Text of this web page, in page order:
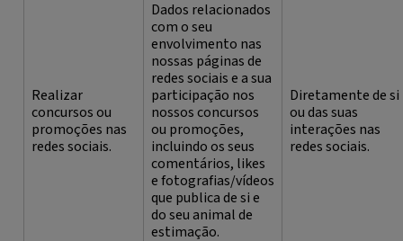
Realizar
concursos ou
promoções nas
redes sociais.
Dados relacionados
com o seu
envolvimento nas
nossas páginas de
redes sociais e a sua
participação nos
nossos concursos
ou promoções,
incluindo os seus
comentários, likes
e fotografias/vídeos
que publica de si e
do seu animal de
estimação.
Diretamente de si
ou das suas
interações nas
redes sociais.